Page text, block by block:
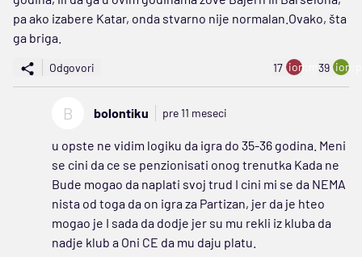
pa ako izabere Katar, onda stvarno nije normalan.Ovako, šta
ga briga.
Odgovori 17 ion:minus
39
B bolontiku pre 11 meseci
u opste ne vidim logiku da igra do 35-36 godina. Meni
se cini da ce se penzionisati onog trenutka Kada ne
Bude mogao da naplati svoj trud I cini mi se da NEMA
nista od toga da on igra za Partizan, jer da je hteo
mogao je I sada da dodje jer su mu rekli iz kluba da
nadje klub a Oni CE da mu daju platu.